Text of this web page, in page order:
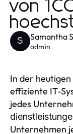
von
S Samantha
admin
In der
effiziente IT-
jedes
Unternehmen